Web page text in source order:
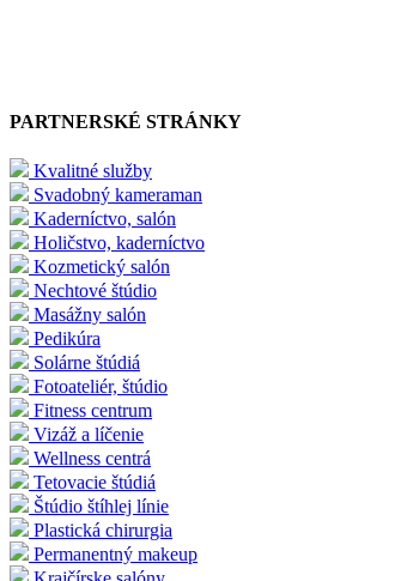
PARTNERSKÉ STRÁNKY
Kvalitné služby
Svadobný kameraman
Kaderníctvo, salón
Holičstvo, kaderníctvo
Kozmetický salón
Nechtové štúdio
Masážny salón
Pedikúra
Solárne štúdiá
Fotoateliér, štúdio
Fitness centrum
Vizáž a líčenie
Wellness centrá
Tetovacie štúdiá
Štúdio štíhlej línie
Plastická chirurgia
Permanentný makeup